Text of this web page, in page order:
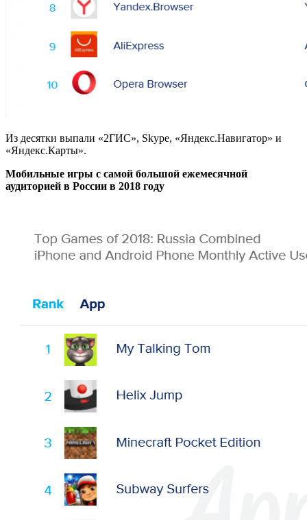
Из десятки выпали «2ГИС», Skype, «Яндекс.Навигатор» и
«Яндекс.Карты».
Мобильные игры с самой большой ежемесячной
аудиторией в России в 2018 году